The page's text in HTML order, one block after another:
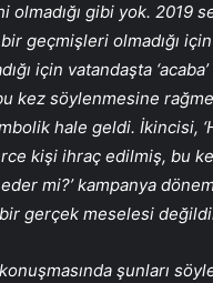
olmadığı gibi yok. 2019
geçmişleri olmadığı
için vatandaşta
kez söylenmesine
hale geldi. İkincisi,
kişi ihraç edilmiş, bu
mi?’ kampanya
gerçek meselesi
şunları